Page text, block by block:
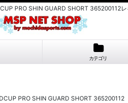
PRO SHIN GUARD SHORT 365200112
カテゴリ
PRO SHIN GUARD SHORT 365200112